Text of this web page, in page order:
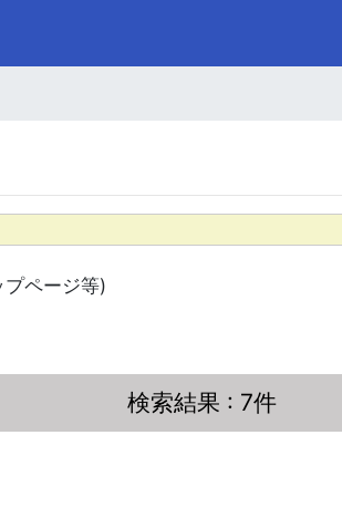
ページ等)
検索結果 : 7件